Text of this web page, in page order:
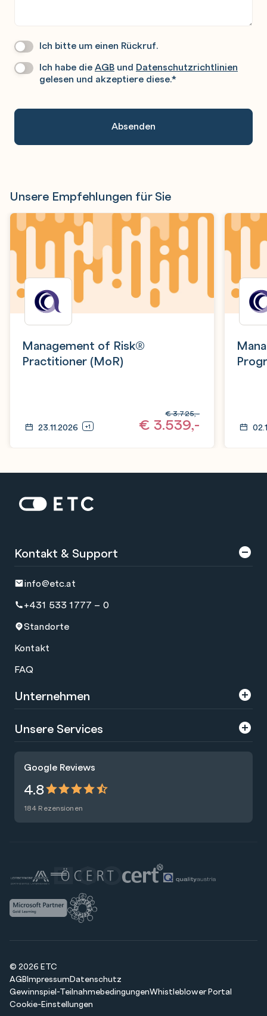
Wir
Sie
Ich bitte um einen Rückruf.
Datenschutz*
Ich habe dieAGB und Datenschutzrichtlinien
gelesen und akzeptiere diese.*
Unsere Empfehlungen für Sie
Management of Risk®
Practitioner (MoR)
23.11.2026 +1 € 3.539,-
€3.725,-
Startseite: ETC
Google Reviews
4.8
184 Rezensionen
Kontakt & Support
info@etc.at
+431 533 1777 – 0
Standorte
Kontakt
FAQ
Unternehmen
Über uns
Presse
Nachhaltigkeit
Blog
Unsere Services
Zertifizierungen
Raummiete
© 2026 ETC
AGBImpressumDatenschutz
Gewinnspiel-TeilnahmebedingungenWhistleblower Portal
Cookie-Einstellungen